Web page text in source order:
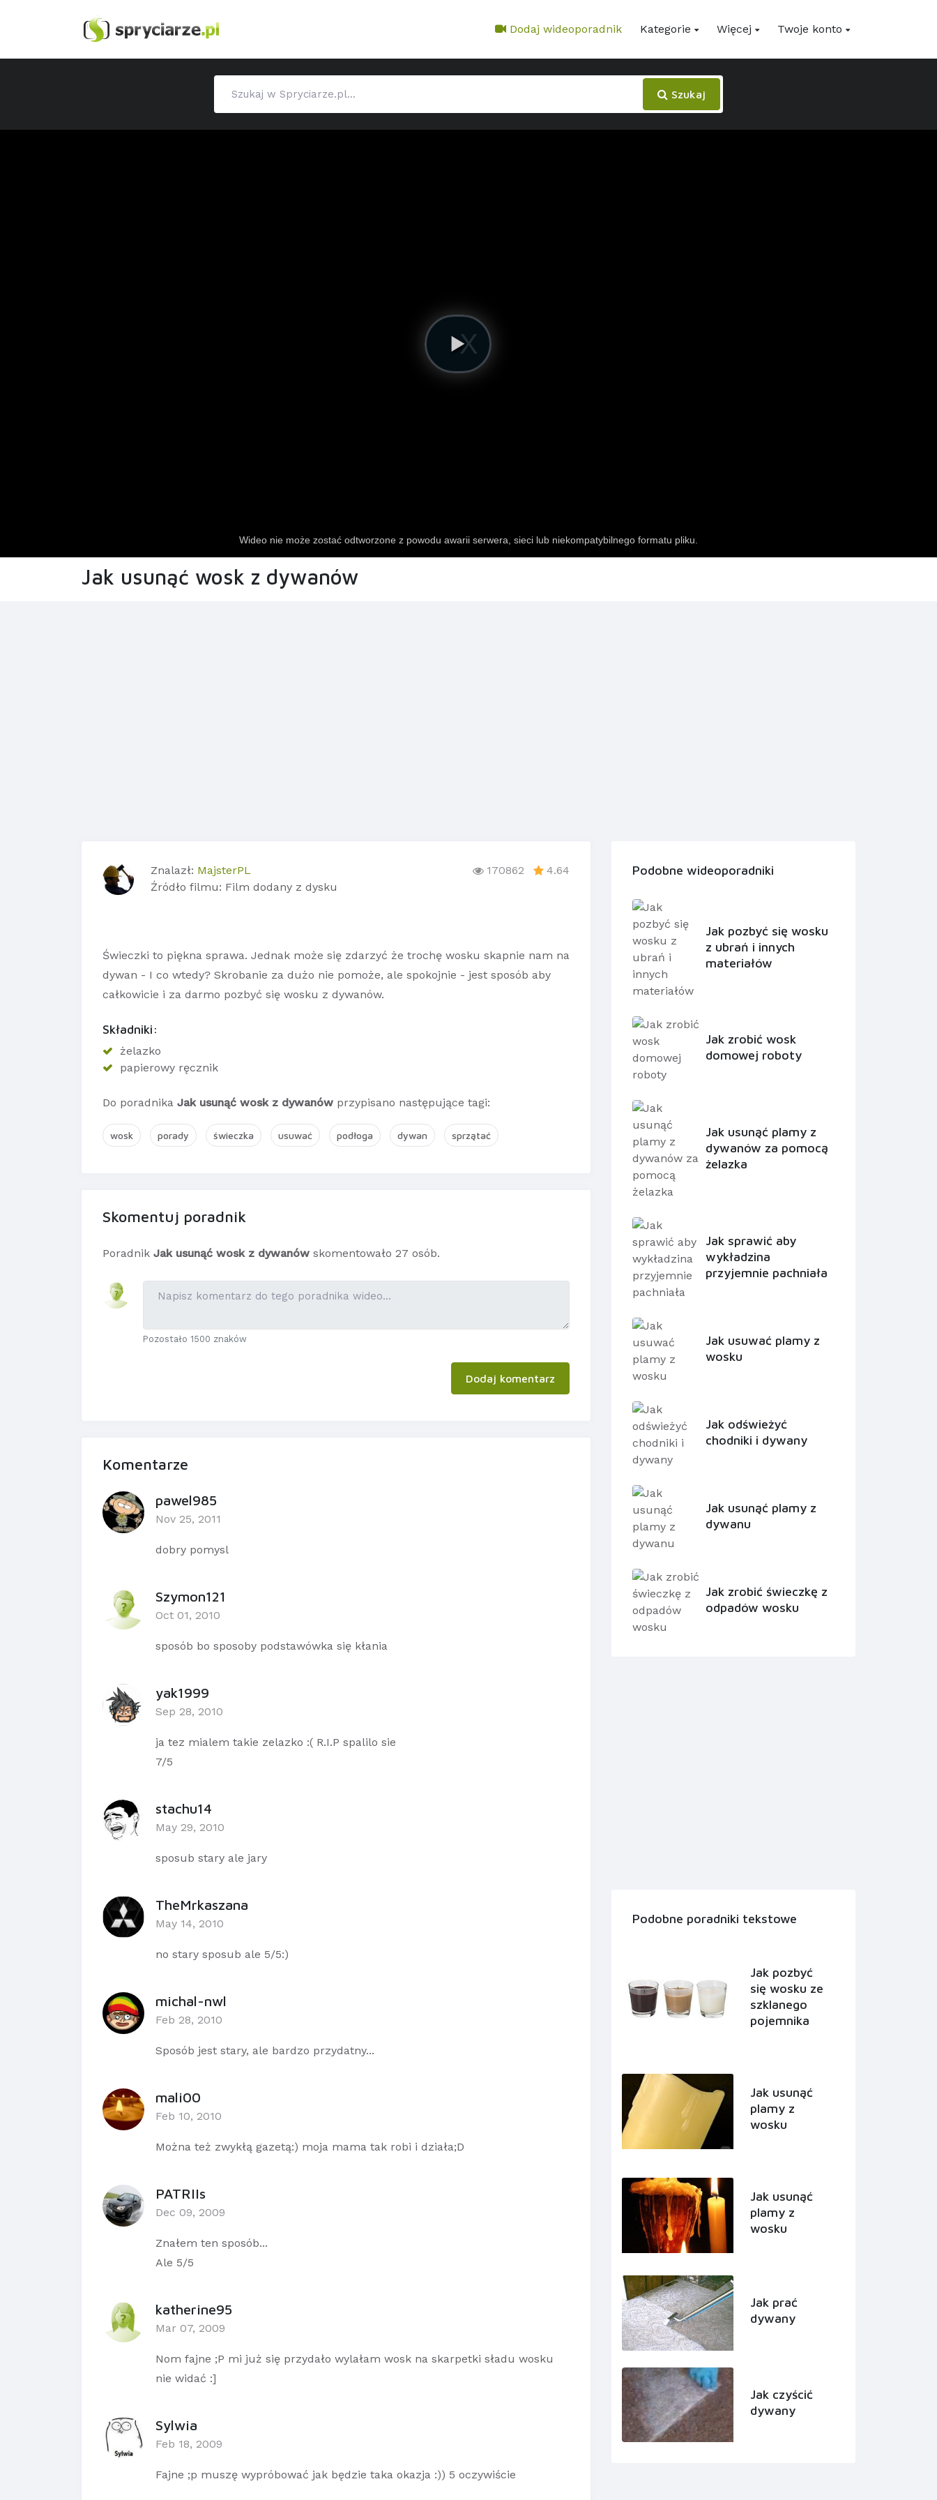
Dodaj wideoporadnik Kategorie Więcej Twoje konto
Szukaj
Jak usunąć wosk z dywanów
Znalazł: MajsterPL
Źródło filmu: Film dodany z dysku
170862 4.64
Świeczki to piękna sprawa. Jednak może się zdarzyć że trochę wosku skapnie nam na
dywan - I co wtedy? Skrobanie za dużo nie pomoże, ale spokojnie - jest sposób aby
całkowicie i za darmo pozbyć się wosku z dywanów.
Składniki:
żelazko
papierowy ręcznik
Do poradnika Jak usunąć wosk z dywanów przypisano następujące tagi:
wosk porady świeczka usuwać podłoga dywan sprzątać
Skomentuj poradnik
Poradnik Jak usunąć wosk z dywanów skomentowało 27 osób.
Pozostało 1500 znaków
Dodaj komentarz
Komentarze
pawel985
Nov 25, 2011
dobry pomysl
Szymon121
Oct 01, 2010
sposób bo sposoby podstawówka się kłania
yak1999
Sep 28, 2010
ja tez mialem takie zelazko :( R.I.P spalilo sie
7/5
stachu14
May 29, 2010
sposub stary ale jary
TheMrkaszana
May 14, 2010
no stary sposub ale 5/5:)
michal-nwl
Feb 28, 2010
Sposób jest stary, ale bardzo przydatny...
mali00
Feb 10, 2010
Można też zwykłą gazetą:) moja mama tak robi i działa;D
PATRIIs
Dec 09, 2009
Znałem ten sposób...
Ale 5/5
katherine95
Mar 07, 2009
Nom fajne ;P mi już się przydało wylałam wosk na skarpetki sładu wosku
nie widać :]
Sylwia
Feb 18, 2009
Fajne ;p muszę wypróbować jak będzie taka okazja :)) 5 oczywiście
Podobne wideoporadniki
Jak pozbyć się wosku
z ubrań i innych
materiałów
Jak zrobić wosk
domowej roboty
Jak usunąć plamy z
dywanów za pomocą
żelazka
Jak sprawić aby
wykładzina
przyjemnie pachniała
Jak usuwać plamy z
wosku
Jak odświeżyć
chodniki i dywany
Jak usunąć plamy z
dywanu
Jak zrobić świeczkę z
odpadów wosku
Podobne poradniki tekstowe
Jak pozbyć
się wosku ze
szklanego
pojemnika
Jak usunąć
plamy z
wosku
Jak usunąć
plamy z
wosku
Jak prać
dywany
Jak czyścić
dywany